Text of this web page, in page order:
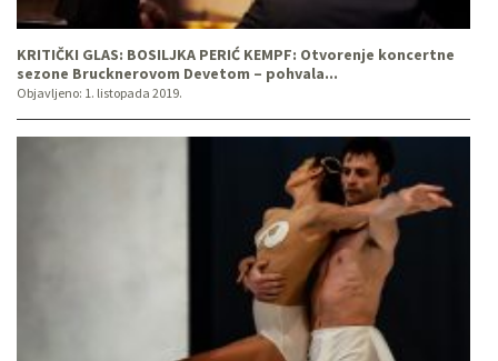
KRITIČKI GLAS: BOSILJKA PERIĆ KEMPF: Otvorenje koncertne
sezone Brucknerovom Devetom – pohvala...
Objavljeno: 1. listopada 2019.